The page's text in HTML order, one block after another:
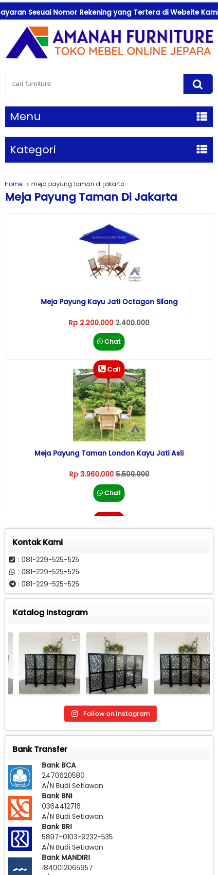
Sesuai Nomor Rekening yang Tertera di Website Kami !
Menu
Kategori
Home meja payung taman di jakarta
Meja Payung Taman Di Jakarta
Meja Payung Kayu Jati Octagon Silang
Rp 2.200.000 2.400.000
Chat
Call
Meja Payung Taman London Kayu Jati Asli
Rp 3.960.0005.500.000
Chat
Kontak Kami
: 081-229-525-525
: 081-229-525-525
: 081-229-525-525
Katalog Instagram
Follow on Instagram
Bank Transfer
Bank BCA
2470620580
A/N Budi Setiawan
Bank BNI
0364412716
A/N Budi Setiawan
Bank BRI
5897-0103-9232-535
A/N Budi Setiawan
Bank MANDIRI
1840012065957